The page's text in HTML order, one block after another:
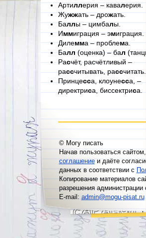
Артиллерия – кавалерия.
Жужжать – дрожать.
Баллы – цимбалы.
Иммиграция – эмиграция.
Дилемма – проблема.
Балл(оценка) – бал
Расчёт, расчётливый –
рассчитывать, рассчитать.
Принцесса, клоунесса, –
директриса, биссектриса.
© Могу писать
Начав пользоваться
соглашениеи даёте
данных в соответствии с
Копирование материалов
разрешения администрации
E-mail:admin@mogu-pisat.ru